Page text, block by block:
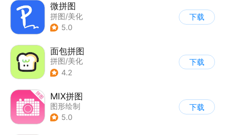
微拼图
拼图/美化
5.0
下载
面包拼图
拼图/美化
4.2
下载
MIX拼图
图形绘制
5.0
下载